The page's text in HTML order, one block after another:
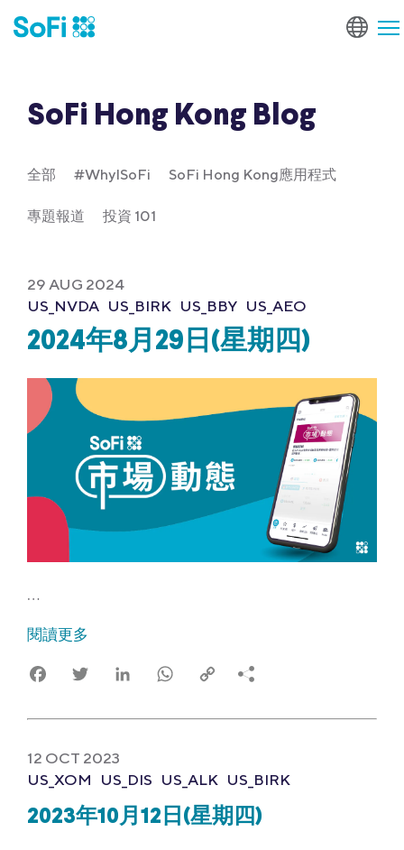
SoFi Hong Kong Blog
全部 #WhyISoFi SoFi Hong Kong應用程式
專題報道 投資 101
29 AUG 2024
US_NVDA US_BIRK US_BBY US_AEO
2024年8月29日(星期四)
…
閱讀更多
FacebookTwitter LinkedIn WhatsApp
Copy
12 OCT 2023
US_XOM
US_DIS US_ALK US_BIRK
2023年10月12日(星期四)